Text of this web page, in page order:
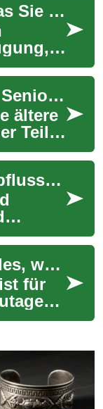
Liposuktion: Alles, was Sie über die moderne Fettabsaugung wissen müssen
Autoversicherung für Senioren: Was Sie wissen müssen
ältere
Teil
Rohrreinigung und Abflussreinigung: Alles, was Sie wissen müssen
oft
Mobilfunkverträge: Alles, was Sie wissen müssen
für